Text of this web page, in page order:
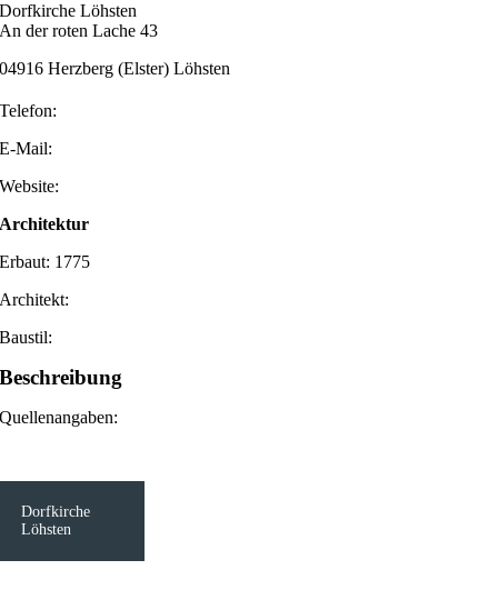
Dorfkirche Löhsten
An der roten Lache 43
04916 Herzberg (Elster) Löhsten
Telefon:
E-Mail:
Website:
Architektur
Erbaut: 1775
Architekt:
Baustil:
Beschreibung
Quellenangaben:
Dorfkirche
Löhsten